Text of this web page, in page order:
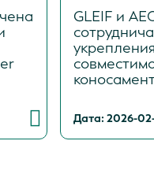
GLEIF и
Дата: 2026-02-